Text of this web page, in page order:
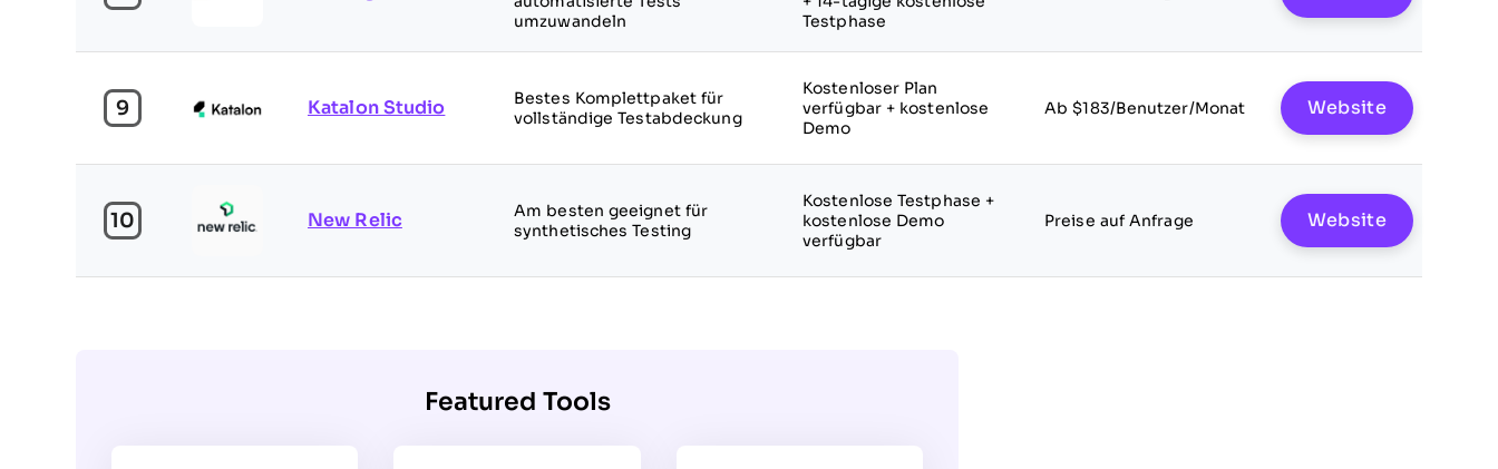
umzuwandeln
Testphase
9 Katalon Studio
Bestes Komplettpaket für
vollständige Testabdeckung
Kostenloser Plan
verfügbar + kostenlose
Demo
Ab $183/Benutzer/Monat Website
10 New Relic
Am besten geeignet für
synthetisches Testing
Kostenlose Testphase +
kostenlose Demo
verfügbar
Preise auf Anfrage Website
Featured Tools